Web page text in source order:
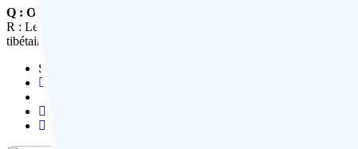
Q : Où faire du shopping à Gangtok ?
R : Le centre commercial le plus populaire de Gangtok est Lal
tibétains. MG Marg est également un bon endroit pour faire du
Share This Post: